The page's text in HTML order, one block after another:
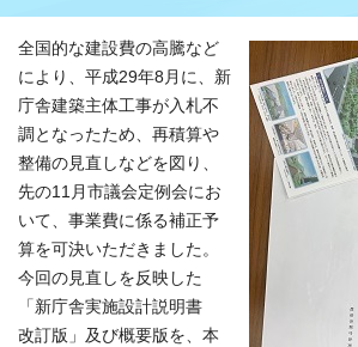
全国的な建設費の高騰など
により、平成29年8月に、新
庁舎建築主体工事が入札不
調となったため、再積算や
整備の見直しなどを図り、
先の11月市議会定例会にお
いて、事業費に係る補正予
算を可決いただきました。
今回の見直しを反映した
「新庁舎実施設計説明書
改訂版」及び概要版を、本